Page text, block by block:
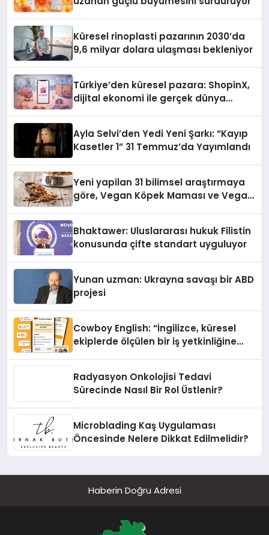
Küresel rinoplasti pazarının 2030’da
9,6 milyar dolara ulaşması bekleniyor
Türkiye’den küresel pazara: ShopinX,
dijital ekonomi ile gerçek dünya
Ayla Selvi’den Yedi Yeni Şarkı: “Kayıp
Kasetler 1” 31 Temmuz’da Yayımlandı
Yeni yapilan 31 bilimsel araştırmaya
göre, Vegan Köpek Maması ve Vegan
Bhaktawer: Uluslararası hukuk Filistin
konusunda çifte standart uyguluyor
Yunan uzman: Ukrayna savaşı bir ABD
projesi
Cowboy English: “İngilizce, küresel
ekiplerde ölçülen bir iş yetkinliğine
Radyasyon Onkolojisi Tedavi
Sürecinde Nasıl Bir Rol Üstlenir?
Microblading Kaş Uygulaması
Öncesinde Nelere Dikkat Edilmelidir?
Haberin Doğru Adresi